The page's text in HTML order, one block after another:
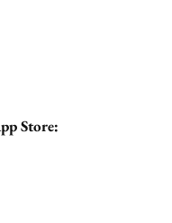
Store: